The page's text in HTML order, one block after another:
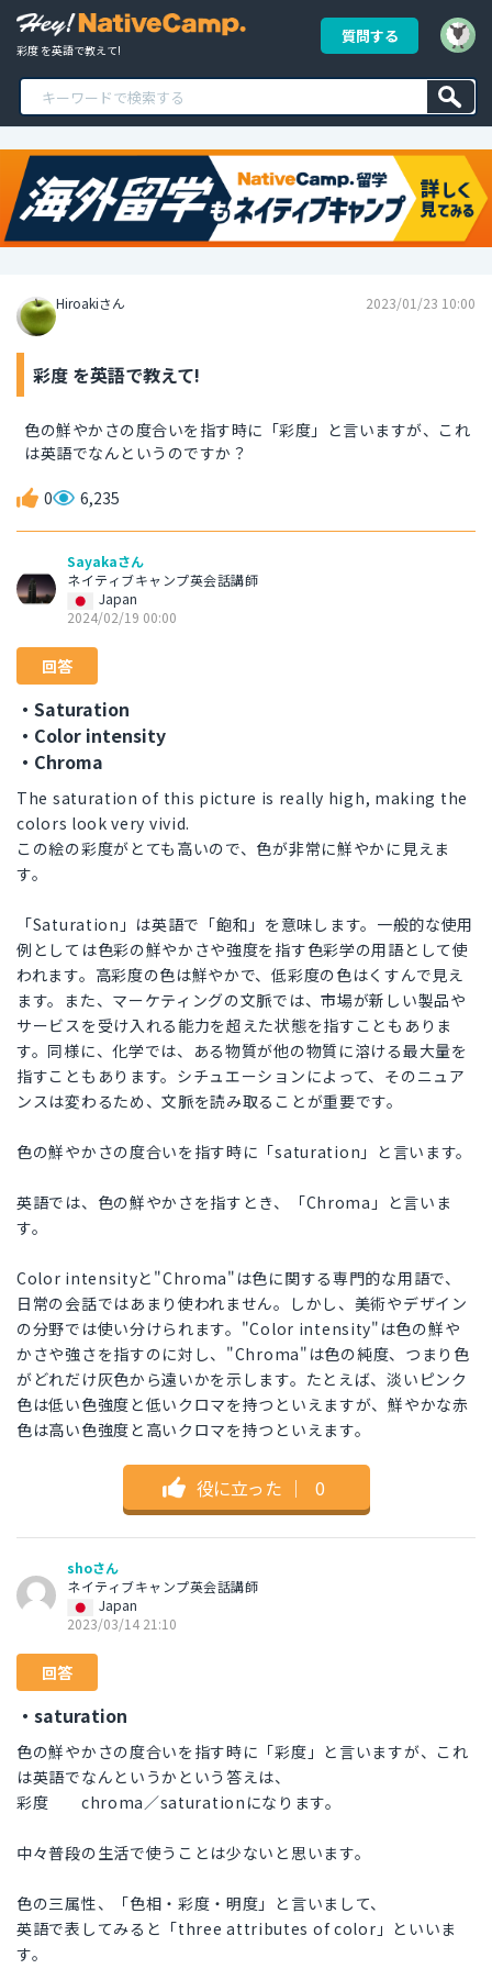
彩度 を英語で教えて!
質問する
Hiroakiさん 2023/01/23 10:00
彩度 を英語で教えて!
色の鮮やかさの度合いを指す時に「彩度」と言いますが、これ
は英語でなんというのですか？
0 6,235
Sayakaさん
ネイティブキャンプ英会話講師
Japan
2024/02/19 00:00
回答
・Saturation
・Color intensity
・Chroma
The saturation of this picture is really high, making the
colors look very vivid.
この絵の彩度がとても高いので、色が非常に鮮やかに見えま
す。
「Saturation」は英語で「飽和」を意味します。一般的な使用
例としては色彩の鮮やかさや強度を指す色彩学の用語として使
われます。高彩度の色は鮮やかで、低彩度の色はくすんで見え
ます。また、マーケティングの文脈では、市場が新しい製品や
サービスを受け入れる能力を超えた状態を指すこともありま
す。同様に、化学では、ある物質が他の物質に溶ける最大量を
指すこともあります。シチュエーションによって、そのニュア
ンスは変わるため、文脈を読み取ることが重要です。
色の鮮やかさの度合いを指す時に「saturation」と言います。
英語では、色の鮮やかさを指すとき、「Chroma」と言いま
す。
Color intensityと"Chroma"は色に関する専門的な用語で、
日常の会話ではあまり使われません。しかし、美術やデザイン
の分野では使い分けられます。"Color intensity"は色の鮮や
かさや強さを指すのに対し、"Chroma"は色の純度、つまり色
がどれだけ灰色から遠いかを示します。たとえば、淡いピンク
色は低い色強度と低いクロマを持つといえますが、鮮やかな赤
色は高い色強度と高いクロマを持つといえます。
役に立った ｜ 0
shoさん
ネイティブキャンプ英会話講師
Japan
2023/03/14 21:10
回答
・saturation
色の鮮やかさの度合いを指す時に「彩度」と言いますが、これ
は英語でなんというかという答えは、
彩度 chroma／saturationになります。
中々普段の生活で使うことは少ないと思います。
色の三属性、「色相・彩度・明度」と言いまして、
英語で表してみると「three attributes of color」といいま
す。